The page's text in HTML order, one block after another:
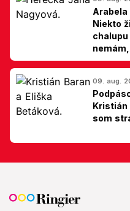
Arabela
Niekto
09. aug.
Kristián
som